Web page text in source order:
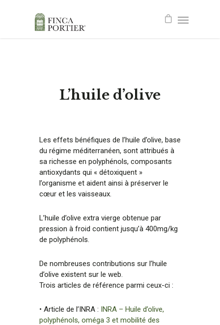
L’huile d’olive
Les effets bénéfiques de l’huile d’olive, base
du régime méditerranéen, sont attribués à
sa richesse en polyphénols, composants
antioxydants qui « détoxiquent »
l’organisme et aident ainsi à préserver le
cœur et les vaisseaux.
L’huile d’olive extra vierge obtenue par
pression à froid contient jusqu’à 400mg/kg
de polyphénols.
De nombreuses contributions sur l’huile
d’olive existent sur le web.
Trois articles de référence parmi ceux-ci :
• Article de l’INRA : INRA – Huile d’olive,
polyphénols, oméga 3 et mobilité des